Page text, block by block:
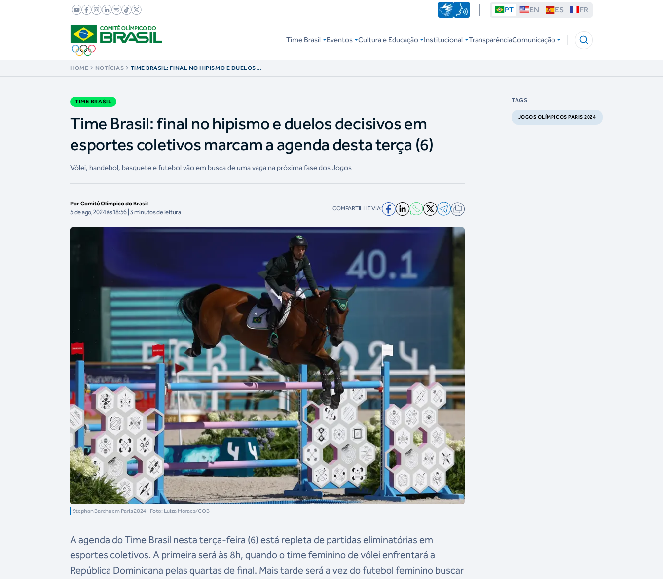
PT EN ES FR
Time Brasil Eventos Cultura e Educação Institucional TransparênciaComunicação
HOME NOTÍCIAS
TIME BRASIL: FINAL NO HIPISMO E DUELOS
TIME BRASIL
Time Brasil: final no hipismo e duelos decisivos em
esportes coletivos marcam a agenda desta terça (6)
Vôlei, handebol, basquete e futebol vão em busca de uma vaga na próxima fase dos Jogos
Por Comitê Olímpico do Brasil
5 de ago, 2024 às 18:56 | 3 minutos de leitura COMPARTILHE VIA:
Stephan Barcha em Paris 2024 - Foto: Luiza Moraes/COB
A agenda do Time Brasil nesta terça-feira (6) está repleta de partidas eliminatórias em
esportes coletivos. A primeira será às 8h, quando o time feminino de vôlei enfrentará a
República Dominicana pelas quartas de final. Mais tarde será a vez do futebol feminino buscar
TAGS
JOGOS OLÍMPICOS PARIS 2024